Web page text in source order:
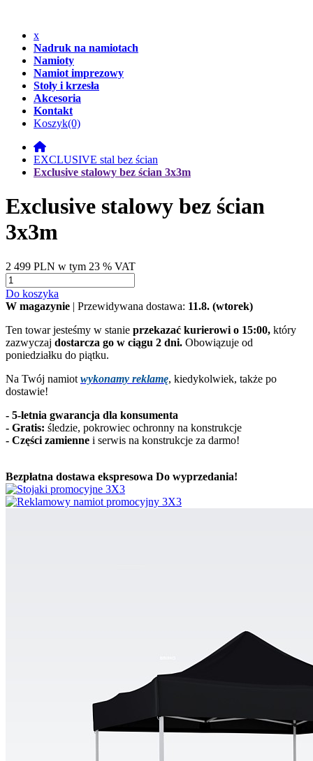
x
Nadruk na namiotach
Namioty
Namiot imprezowy
Stoły i krzesła
Akcesoria
Kontakt
Koszyk(0)
EXCLUSIVE stal bez ścian
Exclusive stalowy bez ścian 3x3m
Exclusive stalowy bez ścian
3x3m
2 499 PLN w tym 23 % VAT
Do koszyka
W magazynie | Przewidywana dostawa: 11.8. (wtorek)
Ten towar jesteśmy w stanie przekazać kurierowi o 15:00, który
zazwyczaj dostarcza go w ciągu 2 dni. Obowiązuje od
poniedziałku do piątku.
Na Twój namiot wykonamy reklamę, kiedykolwiek, także po
dostawie!
- 5-letnia gwarancja dla konsumenta
- Gratis: śledzie, pokrowiec ochronny na konstrukcje
- Części zamienne i serwis na konstrukcje za darmo!
Bezpłatna dostawa ekspresowa Do wyprzedania!